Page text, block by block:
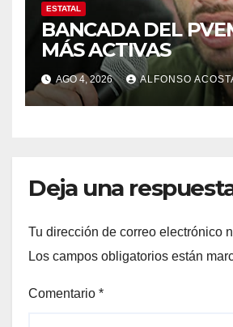
ESTATAL
BANCADA DEL
MÁS ACTIVAS
AGO 4, 2026 ALFONSO
Deja una
Tu dirección de correo electrónico
Los campos obligatorios están
Comentario *